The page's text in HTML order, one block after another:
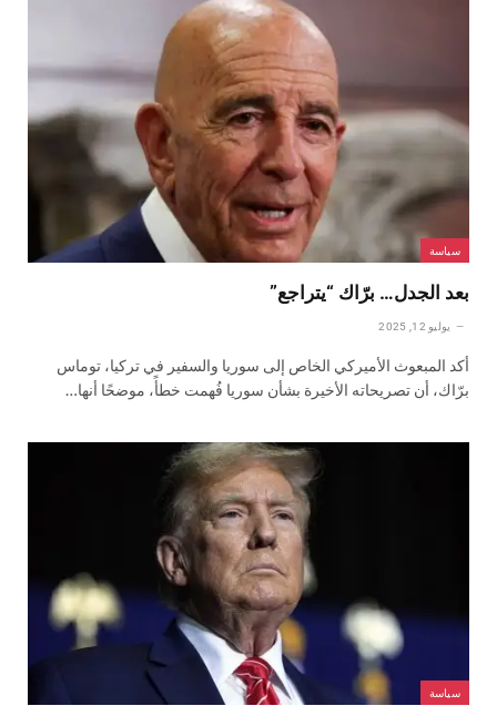
سياسة
بعد الجدل… برّاك “يتراجع”
يوليو 12, 2025
أكد المبعوث الأميركي الخاص إلى سوريا والسفير في تركيا، توماس
برّاك، أن تصريحاته الأخيرة بشأن سوريا فُهمت خطأً، موضحًا أنها…
سياسة